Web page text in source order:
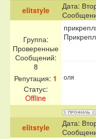
elitstyle
Дата:
Группа:
Проверенные
Сообщений:
8
Репутация: 1
Статус:
Offline
оля
elitstyle
Дата: